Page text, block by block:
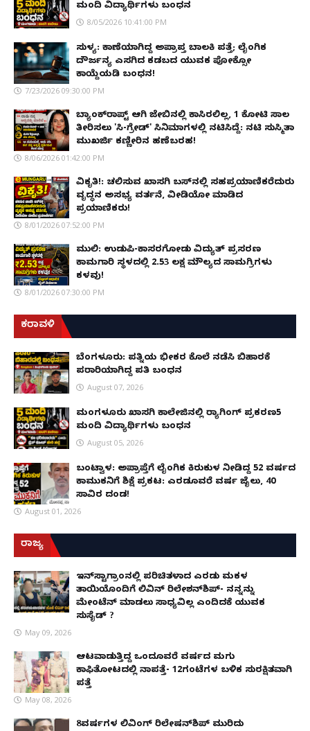
ಮಂದಿ ವಿದ್ಯಾರ್ಥಿಗಳು ಬಂಧನ
8/05/2026 10:41:00 PM
ಸುಳ್ಯ: ಕಾಣೆಯಾಗಿದ್ದ ಅಪ್ರಾಪ್ತ ಬಾಲಕಿ ಪತ್ತೆ; ಲೈಂಗಿಕ
ದೌರ್ಜನ್ಯ ಎಸಗಿದ ಕಡಬದ ಯುವಕ ಪೋಕ್ಸೋ
ಕಾಯ್ದೆಯಡಿ ಬಂಧನ!
7/23/2026 09:30:00 PM
ಬ್ಯಾಂಕ್‌ರಾಪ್ಟ್‌ ಆಗಿ ಜೇಬಿನಲ್ಲಿ ಕಾಸಿರಲಿಲ್ಲ, ₹1 ಕೋಟಿ ಸಾಲ
ತೀರಿಸಲು 'ಸಿ-ಗ್ರೇಡ್' ಸಿನಿಮಾಗಳಲ್ಲಿ ನಟಿಸಿದ್ದೆ: ನಟಿ ಸುಸ್ಮಿತಾ
ಮುಖರ್ಜಿ ಕಣ್ಣೀರಿನ ಹಣೆಬರಹ!
8/06/2026 01:42:00 PM
ವಿಕೃತಿ!: ಚಲಿಸುವ ಖಾಸಗಿ ಬಸ್‌ನಲ್ಲಿ ಸಹಪ್ರಯಾಣಿಕರೆದುರು
ವೃದ್ಧನ ಅಸಭ್ಯ ವರ್ತನೆ, ವೀಡಿಯೋ ಮಾಡಿದ
ಪ್ರಯಾಣಿಕರು!
8/01/2026 07:52:00 PM
ಮುಲ್ಕಿ: ಉಡುಪಿ-ಕಾಸರಗೋಡು ವಿದ್ಯುತ್ ಪ್ರಸರಣ
ಕಾಮಗಾರಿ ಸ್ಥಳದಲ್ಲಿ ₹2.53 ಲಕ್ಷ ಮೌಲ್ಯದ ಸಾಮಗ್ರಿಗಳು
ಕಳವು!
8/01/2026 07:30:00 PM
ಕರಾವಳಿ
ಬೆಂಗಳೂರು: ಪತ್ನಿಯ ಭೀಕರ ಕೊಲೆ ನಡೆಸಿ ಬಿಹಾರಕ್ಕೆ
ಪರಾರಿಯಾಗಿದ್ದ ಪತಿ ಬಂಧನ
August 07, 2026
ಮಂಗಳೂರು ಖಾಸಗಿ ಕಾಲೇಜಿನಲ್ಲಿ ರ‌್ಯಾಗಿಂಗ್ ಪ್ರಕರಣ5
ಮಂದಿ ವಿದ್ಯಾರ್ಥಿಗಳು ಬಂಧನ
August 05, 2026
ಬಂಟ್ವಾಳ: ಅಪ್ರಾಪ್ತೆಗೆ ಲೈಂಗಿಕ ಕಿರುಕುಳ ನೀಡಿದ್ದ 52 ವರ್ಷದ
ಕಾಮುಕನಿಗೆ ಶಿಕ್ಷೆ ಪ್ರಕಟ: ಎರಡೂವರೆ ವರ್ಷ ಜೈಲು, ₹40
ಸಾವಿರ ದಂಡ!
August 01, 2026
ರಾಜ್ಯ
ಇನ್​ಸ್ಟಾಗ್ರಾಂನಲ್ಲಿ ಪರಿಚಿತಳಾದ ಎರಡು ಮಕ್ಕಳ
ತಾಯಿಯೊಂದಿಗೆ ಲಿವಿನ್ ರಿಲೇಶನ್​ಶಿಪ್- ನನ್ನನ್ನು
ಮೇಂಟೆನ್ ಮಾಡಲು ಸಾಧ್ಯವಿಲ್ಲ ಎಂದಿದಕ್ಕೆ ಯುವಕ
ಸುಸೈಡ್ ?
May 09, 2026
ಆಟವಾಡುತ್ತಿದ್ದ ಒಂದೂವರೆ ವರ್ಷದ ಮಗು
ಕಾಫಿತೋಟದಲ್ಲಿ ನಾಪತ್ತೆ- 12ಗಂಟೆಗಳ ಬಳಿಕ ಸುರಕ್ಷಿತವಾಗಿ
ಪತ್ತೆ
May 08, 2026
8ವರ್ಷಗಳ ಲಿವಿಂಗ್‌ ರಿಲೇಷನ್‌ಶಿಪ್ ಮುರಿದು